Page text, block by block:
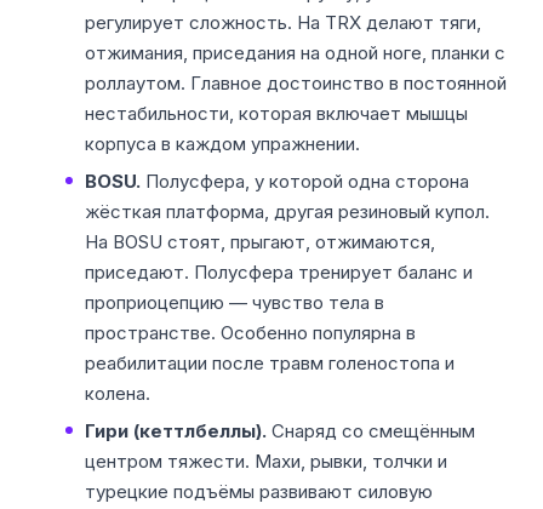
регулирует сложность. На TRX делают тяги,
отжимания, приседания на одной ноге, планки с
роллаутом. Главное достоинство в постоянной
нестабильности, которая включает мышцы
корпуса в каждом упражнении.
BOSU. Полусфера, у которой одна сторона
жёсткая платформа, другая резиновый купол.
На BOSU стоят, прыгают, отжимаются,
приседают. Полусфера тренирует баланс и
проприоцепцию — чувство тела в
пространстве. Особенно популярна в
реабилитации после травм голеностопа и
колена.
Гири (кеттлбеллы). Снаряд со смещённым
центром тяжести. Махи, рывки, толчки и
турецкие подъёмы развивают силовую